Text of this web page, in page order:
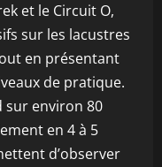
et le Circuit O,
sur les lacustres
en présentant
de pratique.
sur environ 80
en 4 à 5
d’observer